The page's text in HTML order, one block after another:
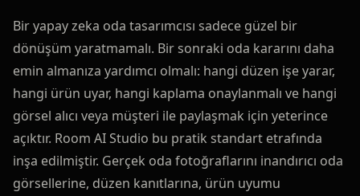
Bir yapay zeka oda tasarımcısı sadece güzel bir
dönüşüm yaratmamalı. Bir sonraki oda kararını daha
emin almanıza yardımcı olmalı: hangi düzen işe yarar,
hangi ürün uyar, hangi kaplama onaylanmalı ve hangi
görsel alıcı veya müşteri ile paylaşmak için yeterince
açıktır. Room AI Studio bu pratik standart etrafında
inşa edilmiştir. Gerçek oda fotoğraflarını inandırıcı oda
görsellerine, düzen kanıtlarına, ürün uyumu